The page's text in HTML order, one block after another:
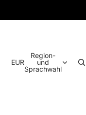
EUR
Region-
und
Sprachwahl